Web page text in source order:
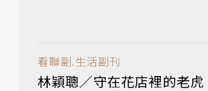
看聯副.生活副刊
林穎聰／守在花店裡的老虎